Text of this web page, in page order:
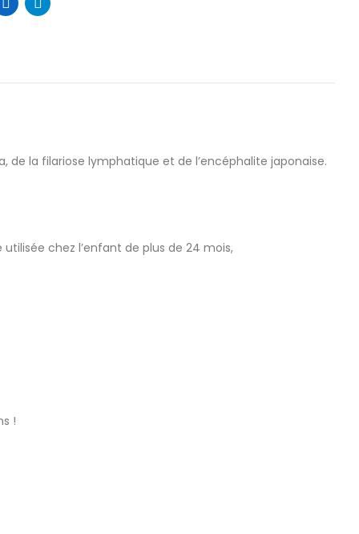
de la filariose lymphatique et de l’encéphalite japonaise.
chez l’enfant de plus de 24 mois,
!